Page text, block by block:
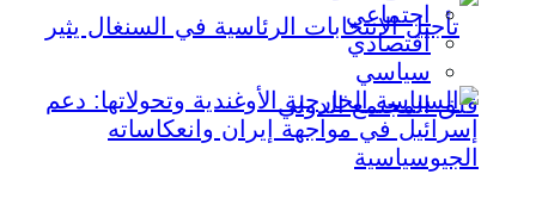
اجتماعي
اقتصادي
سياسي